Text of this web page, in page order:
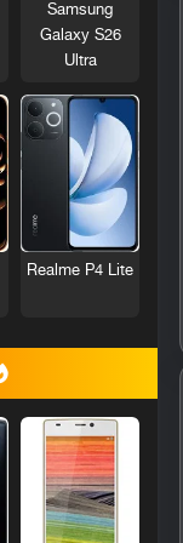
Samsung
Galaxy S26
Ultra
Realme P4 Lite